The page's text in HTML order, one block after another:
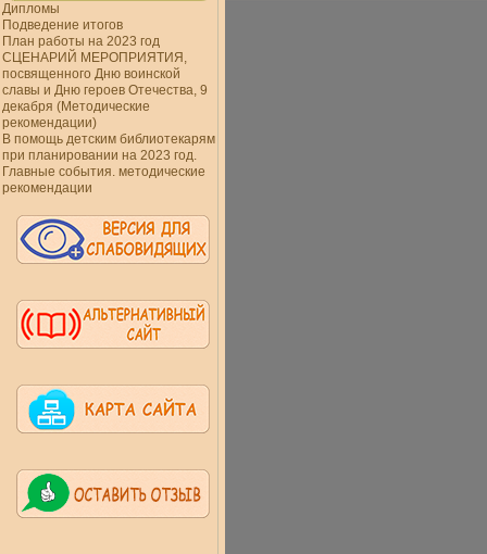
Дипломы
Подведение итогов
План работы на 2023 год
СЦЕНАРИЙ МЕРОПРИЯТИЯ,
посвященного Дню воинской
славы и Дню героев Отечества, 9
декабря (Методические
рекомендации)
В помощь детским библиотекарям
при планировании на 2023 год.
Главные события. методические
рекомендации